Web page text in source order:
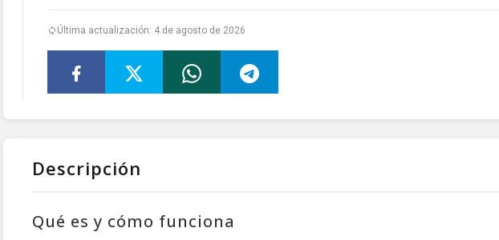
Última actualización: 4 de agosto de 2026
Descripción
Qué es y cómo funciona